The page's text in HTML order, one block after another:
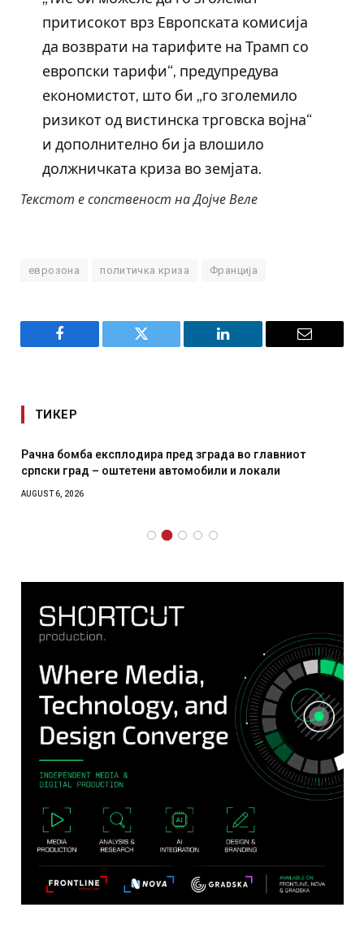
притисокот врз Европската комисија
да возврати на тарифите на Трамп со
европски тарифи“, предупредува
економистот, што би „го зголемило
ризикот од вистинска трговска војна“
и дополнително би ја влошило
должничката криза во земјата.
Текстот е сопственост на Дојче Веле
еврозона политичка криза Франција
Facebook Twitter LinkedIn Email
ТИКЕР
Рачна бомба експлодира пред зграда во главниот
српски град – оштетени автомобили и локали
AUGUST 6, 2026